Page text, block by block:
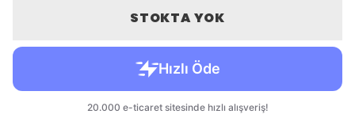
STOKTA YOK